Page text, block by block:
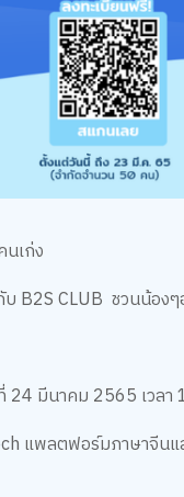
เก่ง
บ B2S CLUB ชวนน้อง
มีนาคม 2565 เวลา
แพลตฟอร์มภาษาจีน